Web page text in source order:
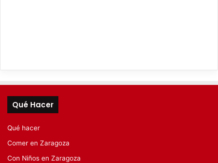
Qué Hacer
Qué hacer
Comer en Zaragoza
Con Niños en Zaragoza